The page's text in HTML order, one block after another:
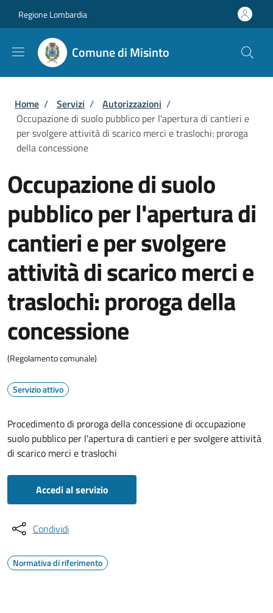
Regione Lombardia
Comune di Misinto
Briciole di pane
Home / Servizi / Autorizzazioni /
Occupazione di suolo pubblico per l'apertura di cantieri e
per svolgere attività di scarico merci e traslochi: proroga
della concessione
Occupazione di suolo
pubblico per l'apertura di
cantieri e per svolgere
attività di scarico merci e
traslochi: proroga della
concessione
(Regolamento comunale)
Servizio attivo
Procedimento di proroga della concessione di occupazione
suolo pubblico per l'apertura di cantieri e per svolgere attività
di scarico merci e traslochi
Accedi al servizio
Condividi
Normativa di riferimento